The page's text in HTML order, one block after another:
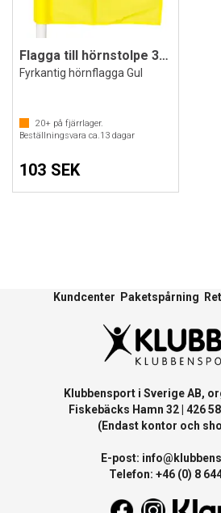
Flagga till hörnstolpe 30 mm
Fyrkantig hörnflagga Gul
20+ på fjärrlager.
Beställningsvara ca.13 dagar
103 SEK
Kundcenter Paketspårning
Klubbensport i Sverige AB,
Fiskebäcks Hamn 32 | 426
(Endast kontor och
E-post:
Telefon: +46 (0) 8